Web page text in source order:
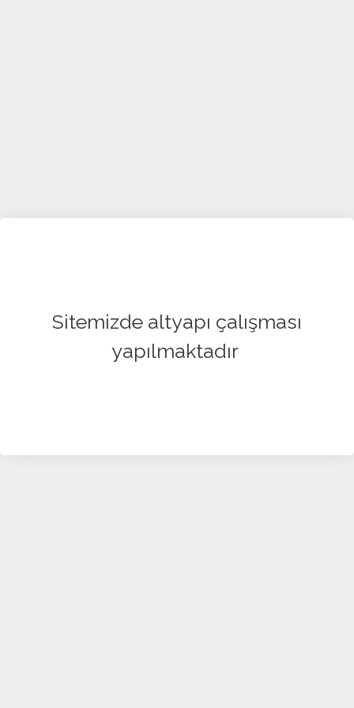
Sitemizde altyapı çalışması
yapılmaktadır